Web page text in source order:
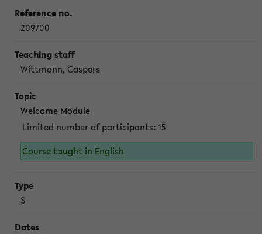
209700
Wittmann, Caspers
Welcome Module
Limited number of participants: 15
Course taught in English
S